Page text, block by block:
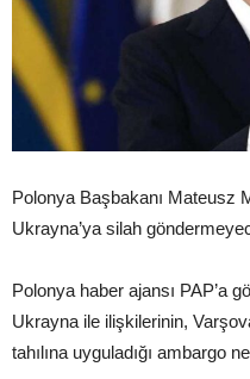
Polonya Başbakanı Mateusz
Ukrayna’ya silah
Polonya haber ajansı PAP’a
Ukrayna ile ilişkilerinin,
tahılına uyguladığı ambargo